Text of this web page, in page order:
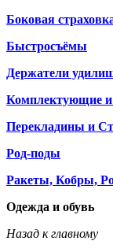
Боковая
Быстросъёмы
Держатели
Комплектующие и
Перекладины и
Род-поды
Ракеты, Кобры,
Одежда и обувь
Назад к главному